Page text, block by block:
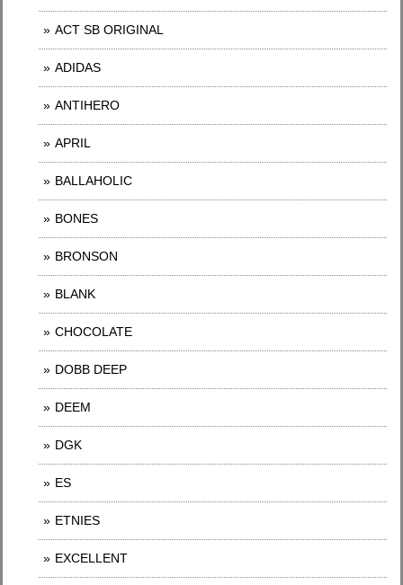
ACT SB ORIGINAL
ADIDAS
ANTIHERO
APRIL
BALLAHOLIC
BONES
BRONSON
BLANK
CHOCOLATE
DOBB DEEP
DEEM
DGK
ES
ETNIES
EXCELLENT